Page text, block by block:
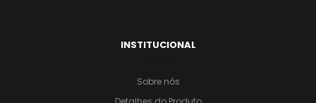
INSTITUCIONAL
Sobre nós